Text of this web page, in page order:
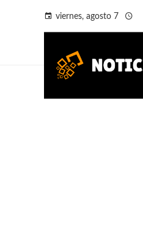
viernes, agosto 7